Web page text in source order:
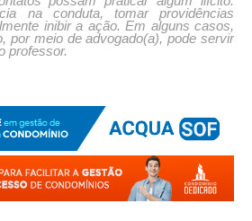
na conduta, tomar providências
inibir a ação. Em alguns casos,
por meio de advogado(a), pode servir
professor.